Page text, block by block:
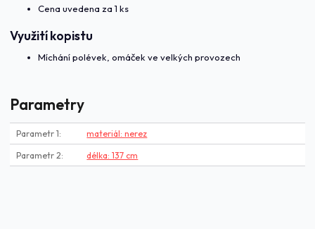
Cena uvedena za 1 ks
Využití kopistu
Míchání polévek, omáček ve velkých provozech
Parametry
Parametr 1 materiál: nerez
Parametr 2 délka: 137 cm